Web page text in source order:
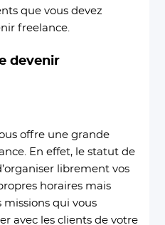
que vous devez
freelance.
devenir
offre une grande
En effet, le statut de
librement vos
horaires mais
qui vous
avec les clients de votre